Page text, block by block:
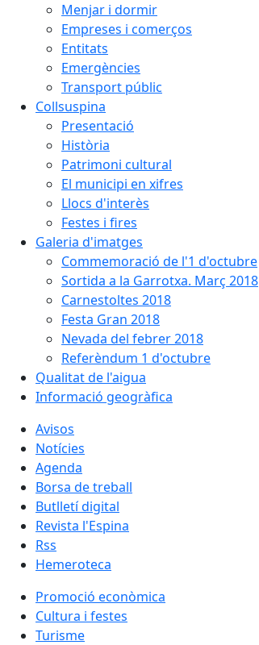
Menjar i dormir
Empreses i comerços
Entitats
Emergències
Transport públic
Collsuspina
Presentació
Història
Patrimoni cultural
El municipi en xifres
Llocs d'interès
Festes i fires
Galeria d'imatges
Commemoració de l'1 d'octubre
Sortida a la Garrotxa. Març 2018
Carnestoltes 2018
Festa Gran 2018
Nevada del febrer 2018
Referèndum 1 d'octubre
Qualitat de l'aigua
Informació geogràfica
Avisos
Notícies
Agenda
Borsa de treball
Butlletí digital
Revista l'Espina
Rss
Hemeroteca
Promoció econòmica
Cultura i festes
Turisme